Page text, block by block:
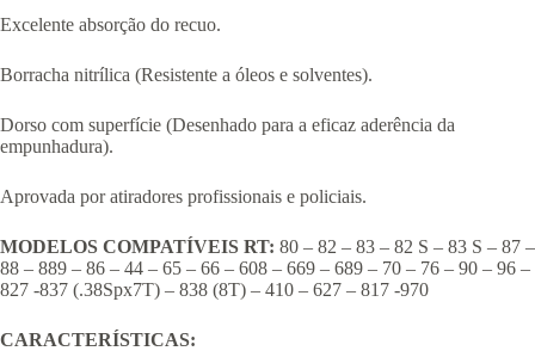
Excelente absorção do recuo.
Borracha nitrílica (Resistente a óleos e solventes).
Dorso com superfície (Desenhado para a eficaz aderência da
empunhadura).
Aprovada por atiradores profissionais e policiais.
MODELOS COMPATÍVEIS RT: 80 – 82 – 83 – 82 S – 83 S – 87 –
88 – 889 – 86 – 44 – 65 – 66 – 608 – 669 – 689 – 70 – 76 – 90 – 96 –
827 -837 (.38Spx7T) – 838 (8T) – 410 – 627 – 817 -970
CARACTERÍSTICAS: